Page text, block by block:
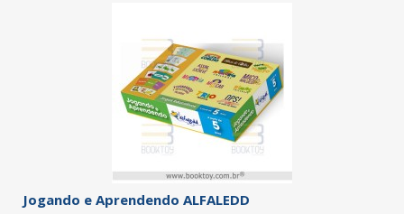
Jogando e Aprendendo ALFALEDD